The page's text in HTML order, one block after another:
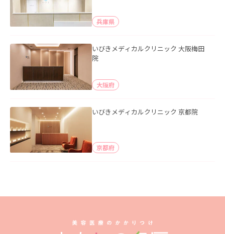
兵庫県
いびきメディカルクリニック 大阪梅田
院
大阪府
いびきメディカルクリニック 京都院
京都府